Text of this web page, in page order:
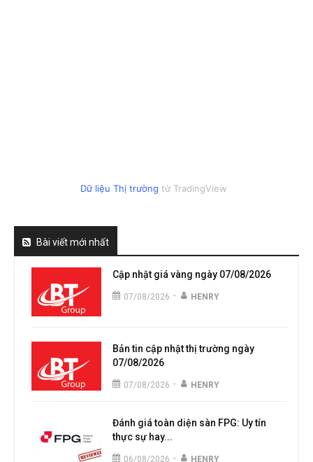
Dữ liệu Thị trường từ TradingView
Bài viết mới nhất
Cập nhật giá vàng ngày 07/08/2026
07/08/2026 - HENRY
Bản tin cập nhật thị trường ngày
07/08/2026
07/08/2026 - HENRY
Đánh giá toàn diện sàn FPG: Uy tín
thực sự hay...
06/08/2026 - HENRY